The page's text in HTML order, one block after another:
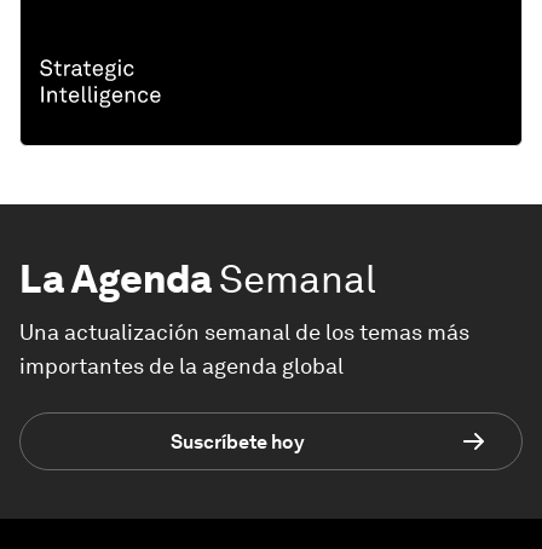
La AgendaSemanal
Una actualización semanal de los temas más
importantes de la agenda global
Suscríbete hoy